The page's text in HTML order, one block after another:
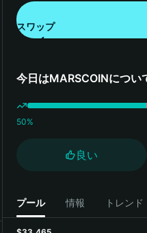
スワップ
今日はMARSCOINについ
50%
良い
プール 情報 トレンド